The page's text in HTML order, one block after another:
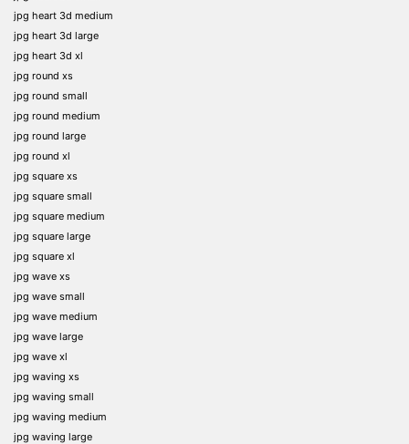
jpg heart 3d medium
jpg heart 3d large
jpg heart 3d xl
jpg round xs
jpg round small
jpg round medium
jpg round large
jpg round xl
jpg square xs
jpg square small
jpg square medium
jpg square large
jpg square xl
jpg wave xs
jpg wave small
jpg wave medium
jpg wave large
jpg wave xl
jpg waving xs
jpg waving small
jpg waving medium
jpg waving large